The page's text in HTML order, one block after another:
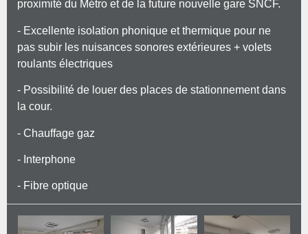
proximité du Métro et de la future nouvelle gare SNCF.
- Excellente isolation phonique et thermique pour ne
pas subir les nuisances sonores extérieures + volets
roulants électriques
- Possibilité de louer des places de stationnement dans
la cour.
- Chauffage gaz
- Interphone
- Fibre optique